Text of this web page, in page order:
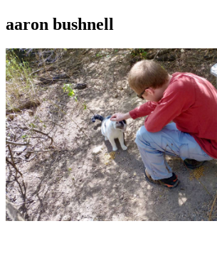
aaron bushnell